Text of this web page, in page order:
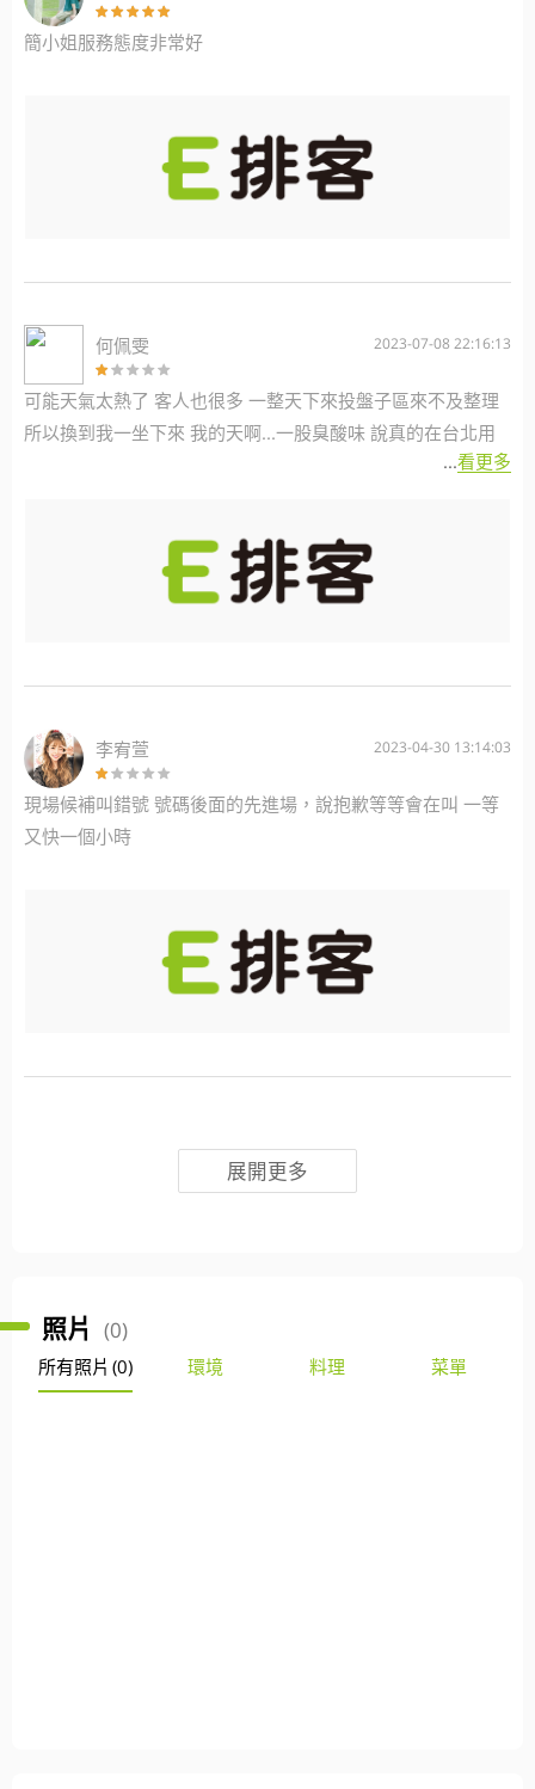
簡小姐服務態度非常好
何佩雯 2023-07-08 22:16:13
可能天氣太熱了 客人也很多 一整天下來投盤子區來不及整理
所以換到我一坐下來 我的天啊...一股臭酸味 說真的在台北用
...看更多
李宥萱 2023-04-30 13:14:03
現場候補叫錯號 號碼後面的先進場，說抱歉等等會在叫 一等
又快一個小時
展開更多
照片 (0)
所有照片 (0) 環境 料理 菜單